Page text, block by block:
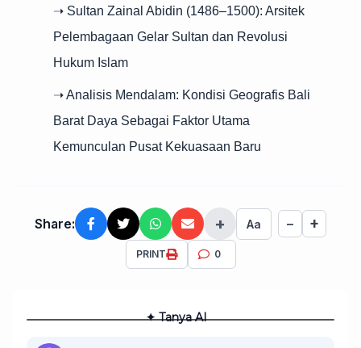
➝ Sultan Zainal Abidin (1486–1500): Arsitek
Pelembagaan Gelar Sultan dan Revolusi
Hukum Islam
➝ Analisis Mendalam: Kondisi Geografis Bali
Barat Daya Sebagai Faktor Utama
Kemunculan Pusat Kekuasaan Baru
Share: + Aa − +
PRINT 0
✦ Tanya AI